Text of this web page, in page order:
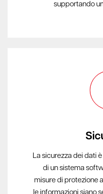
supportando
La sicurezza dei dati
di un sistema
misure di protezione